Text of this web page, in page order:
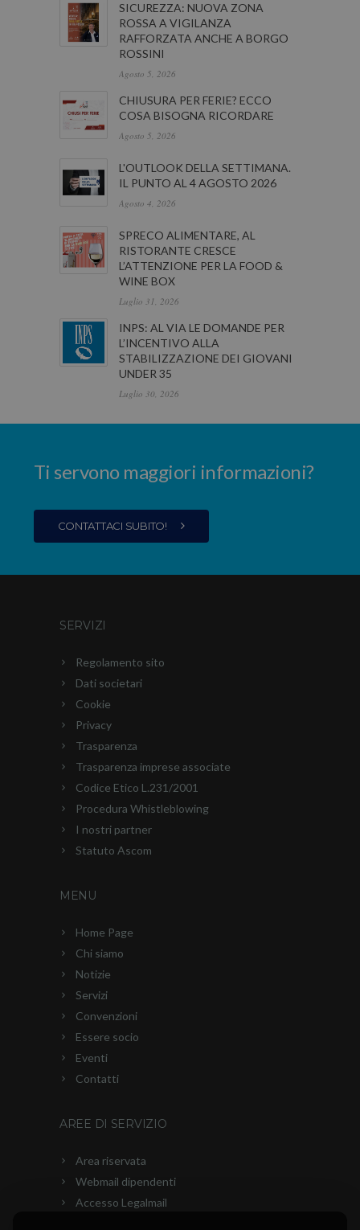
SICUREZZA: NUOVA ZONA
ROSSA A VIGILANZA
RAFFORZATA ANCHE A BORGO
ROSSINI
Agosto 5, 2026
CHIUSURA PER FERIE? ECCO
COSA BISOGNA RICORDARE
Agosto 5, 2026
L'OUTLOOK DELLA SETTIMANA.
IL PUNTO AL 4 AGOSTO 2026
Agosto 4, 2026
SPRECO ALIMENTARE, AL
RISTORANTE CRESCE
L’ATTENZIONE PER LA FOOD &
WINE BOX
Luglio 31, 2026
INPS: AL VIA LE DOMANDE PER
L’INCENTIVO ALLA
STABILIZZAZIONE DEI GIOVANI
UNDER 35
Luglio 30, 2026
Ti servono maggiori informazioni?
CONTATTACI SUBITO!
SERVIZI
Regolamento sito
Dati societari
Cookie
Privacy
Trasparenza
Trasparenza imprese associate
Codice Etico L.231/2001
Procedura Whistleblowing
I nostri partner
Statuto Ascom
MENU
Home Page
Chi siamo
Notizie
Servizi
Convenzioni
Essere socio
Eventi
Contatti
AREE DI SERVIZIO
Area riservata
Webmail dipendenti
Accesso Legalmail